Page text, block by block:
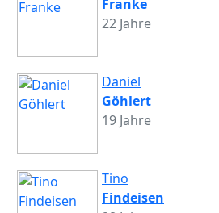
Franke
22 Jahre
Daniel
Göhlert
19 Jahre
Tino
Findeisen